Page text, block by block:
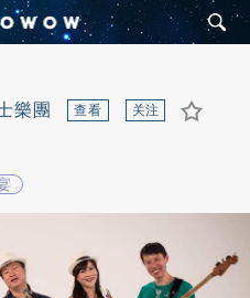
樂團
查看 关注